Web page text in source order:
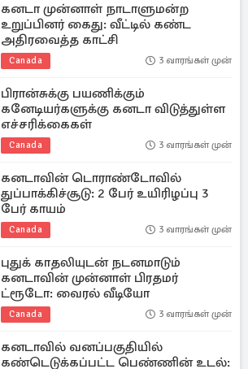
கனடா முன்னாள் நாடாளுமன்ற
உறுப்பினர் கைது: வீட்டில் கண்ட
அதிரவைத்த காட்சி
Canada 3 வாரங்கள் முன்
பிரான்சுக்கு பயணிக்கும்
கனேடியர்களுக்கு கனடா விடுத்துள்ள
எச்சரிக்கைகள்
Canada 3 வாரங்கள் முன்
கனடாவின் டொராண்டோவில்
துப்பாக்கிச்சூடு: 2 பேர் உயிரிழப்பு 3
பேர் காயம்
Canada 3 வாரங்கள் முன்
புதுக் காதலியுடன் நடனமாடும்
கனடாவின் முன்னாள் பிரதமர்
ட்ரூடோ: வைரல் வீடியோ
Canada 3 வாரங்கள் முன்
கனடாவில் வனப்பகுதியில்
கண்டெடுக்கப்பட்ட பெண்ணின் உடல்: